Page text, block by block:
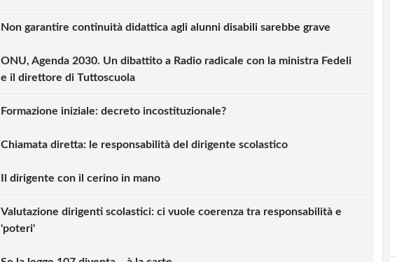
Non garantire continuità didattica agli alunni disabili sarebbe grave
ONU, Agenda 2030. Un dibattito a Radio radicale con la ministra Fedeli
e il direttore di Tuttoscuola
Formazione iniziale: decreto incostituzionale?
Chiamata diretta: le responsabilità del dirigente scolastico
Il dirigente con il cerino in mano
Valutazione dirigenti scolastici: ci vuole coerenza tra responsabilità e
'poteri'